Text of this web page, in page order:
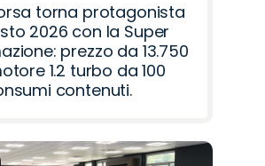
torna protagonista
2026 con la Super
prezzo da 13.750
1.2 turbo da 100
contenuti.